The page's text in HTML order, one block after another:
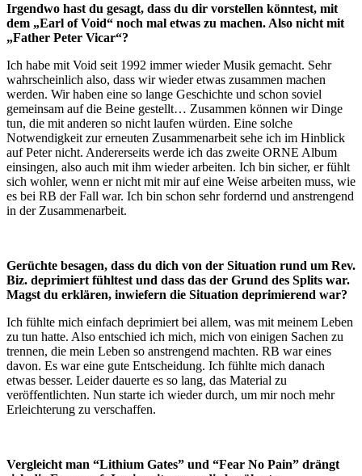
Irgendwo hast du gesagt, dass du dir vorstellen könntest, mit
dem „Earl of Void“ noch mal etwas zu machen. Also nicht mit
„Father Peter Vicar“?
Ich habe mit Void seit 1992 immer wieder Musik gemacht. Sehr
wahrscheinlich also, dass wir wieder etwas zusammen machen
werden. Wir haben eine so lange Geschichte und schon soviel
gemeinsam auf die Beine gestellt… Zusammen können wir Dinge
tun, die mit anderen so nicht laufen würden. Eine solche
Notwendigkeit zur erneuten Zusammenarbeit sehe ich im Hinblick
auf Peter nicht. Andererseits werde ich das zweite ORNE Album
einsingen, also auch mit ihm wieder arbeiten. Ich bin sicher, er fühlt
sich wohler, wenn er nicht mit mir auf eine Weise arbeiten muss, wie
es bei RB der Fall war. Ich bin schon sehr fordernd und anstrengend
in der Zusammenarbeit.
Gerüchte besagen, dass du dich von der Situation rund um Rev.
Biz. deprimiert fühltest und dass das der Grund des Splits war.
Magst du erklären, inwiefern die Situation deprimierend war?
Ich fühlte mich einfach deprimiert bei allem, was mit meinem Leben
zu tun hatte. Also entschied ich mich, mich von einigen Sachen zu
trennen, die mein Leben so anstrengend machten. RB war eines
davon. Es war eine gute Entscheidung. Ich fühlte mich danach
etwas besser. Leider dauerte es so lang, das Material zu
veröffentlichten. Nun starte ich wieder durch, um mir noch mehr
Erleichterung zu verschaffen.
Vergleicht man “Lithium Gates” und “Fear No Pain” drängt